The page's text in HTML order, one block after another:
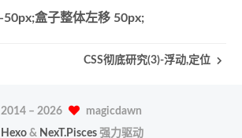
50px;盒子整体左移 50px;
CSS彻底研究(3)-浮动,定位
– 2026
magicdawn
Hexo & NexT.Pisces 强力驱动